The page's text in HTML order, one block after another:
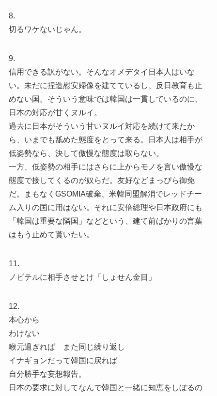
8.
切るワケないじゃん。
9.
信用できる訳がない。そんなオメデタイ日本人はいな
い。未だに捏造慰安婦像を建てているし、反日教育も止
めない国。そういう意味では韓国は一貫しているのに、
日本の対応が甘くヌルイ。
過去に日本がそういう甘いヌルイ対応を続けて来たか
ら、いまでも舐めた態度をとって来る。日本人は相手が
低姿勢なら、決して傲慢な態度は取らない。
一方、低姿勢の相手にはさらに上からモノを言い傲慢な
態度で接してくるのが奴らだ。友好などまっぴら御免
だ。まもなくGSOMIA破棄、米韓同盟解消でレッドチー
ム入りの国に用はない。それに安倍総理や日本政府にも
「韓国は重要な隣国」などという、建て前ばかりの言葉
はもう止めて貰いたい。
11.
ノビテルに相手させとけ「しょせん金目」
12.
本心から
わけない
喉元過ぎれば また同じ繰り返し
イナギョンだって韓国に戻れば
自分勝手な妄想報告。
日本の要求に対してなんで韓国と一緒に知恵をしぼるの